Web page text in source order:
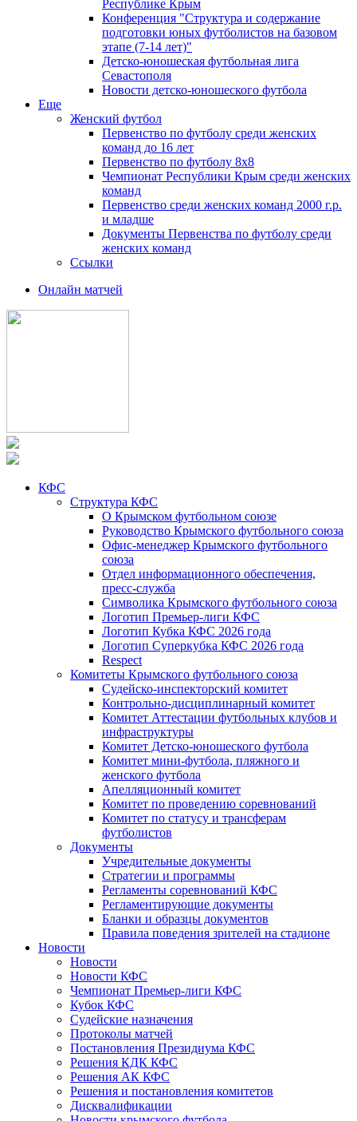
Республике Крым
Конференция "Структура и содержание
подготовки юных футболистов на базовом
этапе (7-14 лет)"
Детско-юношеская футбольная лига
Севастополя
Новости детско-юношеского футбола
Еще
Женский футбол
Первенство по футболу среди женских
команд до 16 лет
Первенство по футболу 8х8
Чемпионат Республики Крым среди женских
команд
Первенство среди женских команд 2000 г.р.
и младше
Документы Первенства по футболу среди
женских команд
Ссылки
Онлайн матчей
КФС
Структура КФС
О Крымском футбольном союзе
Руководство Крымского футбольного союза
Офис-менеджер Крымского футбольного
союза
Отдел информационного обеспечения,
пресс-служба
Символика Крымского футбольного союза
Логотип Премьер-лиги КФС
Логотип Кубка КФС 2026 года
Логотип Суперкубка КФС 2026 года
Respect
Комитеты Крымского футбольного союза
Судейско-инспекторский комитет
Контрольно-дисциплинарный комитет
Комитет Аттестации футбольных клубов и
инфраструктуры
Комитет Детско-юношеского футбола
Комитет мини-футбола, пляжного и
женского футбола
Апелляционный комитет
Комитет по проведению соревнований
Комитет по статусу и трансферам
футболистов
Документы
Учредительные документы
Стратегии и программы
Регламенты соревнований КФС
Регламентирующие документы
Бланки и образцы документов
Правила поведения зрителей на стадионе
Новости
Новости
Новости КФС
Чемпионат Премьер-лиги КФС
Кубок КФС
Судейские назначения
Протоколы матчей
Постановления Президиума КФС
Решения КДК КФС
Решения АК КФС
Решения и постановления комитетов
Дисквалификации